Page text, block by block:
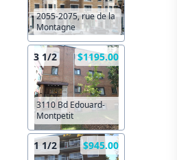
2055-2075, rue de la
Montagne
3 1/2 $1195.00
3110 Bd Edouard-
Montpetit
1 1/2 $945.00